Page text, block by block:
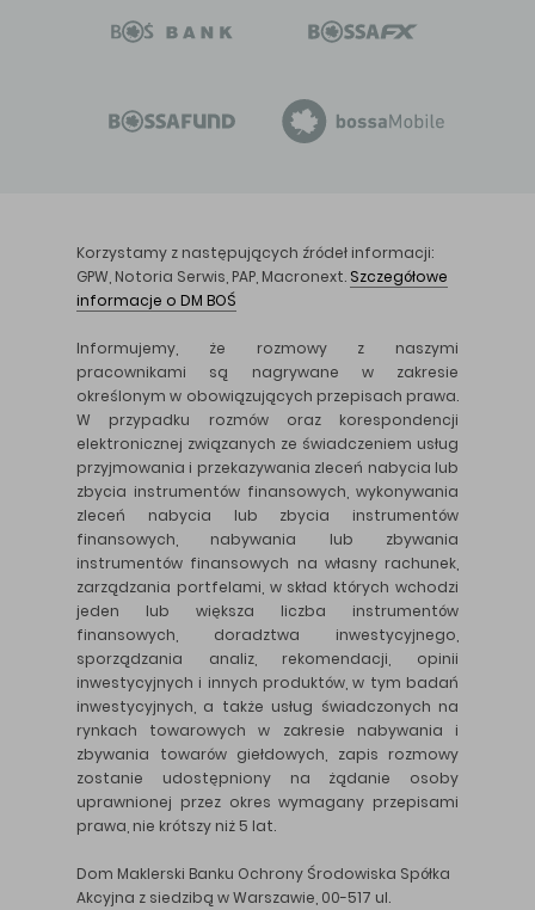
Korzystamy z następujących źródeł informacji:
GPW, Notoria Serwis, PAP, Macronext. Szczegółowe
informacje o DM BOŚ
Informujemy, że rozmowy z naszymi
pracownikami są nagrywane w zakresie
określonym w obowiązujących przepisach prawa.
W przypadku rozmów oraz korespondencji
elektronicznej związanych ze świadczeniem usług
przyjmowania i przekazywania zleceń nabycia lub
zbycia instrumentów finansowych, wykonywania
zleceń nabycia lub zbycia instrumentów
finansowych, nabywania lub zbywania
instrumentów finansowych na własny rachunek,
zarządzania portfelami, w skład których wchodzi
jeden lub większa liczba instrumentów
finansowych, doradztwa inwestycyjnego,
sporządzania analiz, rekomendacji, opinii
inwestycyjnych i innych produktów, w tym badań
inwestycyjnych, a także usług świadczonych na
rynkach towarowych w zakresie nabywania i
zbywania towarów giełdowych, zapis rozmowy
zostanie udostępniony na żądanie osoby
uprawnionej przez okres wymagany przepisami
prawa, nie krótszy niż 5 lat.
Dom Maklerski Banku Ochrony Środowiska Spółka
Akcyjna z siedzibą w Warszawie, 00-517 ul.